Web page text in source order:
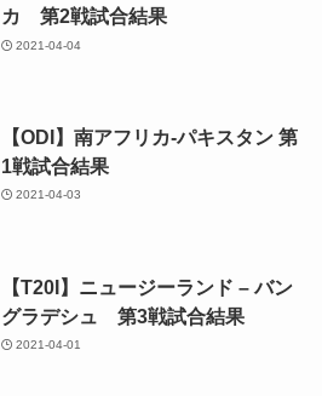
カ 第2戦試合結果
2021-04-04
【ODI】南アフリカ-パキスタン 第
1戦試合結果
2021-04-03
【T20I】ニュージーランド – バン
グラデシュ 第3戦試合結果
2021-04-01